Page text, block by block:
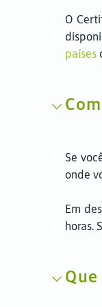
O
países
Se
onde
Em
horas.